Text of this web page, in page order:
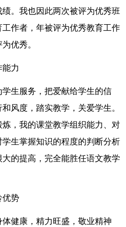
。我也因此两次被评为优秀班
作者，年被评为优秀教育工作
优秀。
能力
生服务，把爱献给学生的信
风度，踏实教学，关爱学生。
，我的课堂教学组织能力、对
生掌握知识的程度的判断分析
的提高，完全能胜任语文教学
优势
健康，精力旺盛，敬业精神